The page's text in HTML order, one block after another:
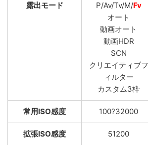
露出モード P/Av/Tv/M/Fv
オート
動画オート
動画HDR
SCN
クリエイティブフ
ィルター
カスタム3枠
常用ISO感度 100?32000
拡張ISO感度 51200